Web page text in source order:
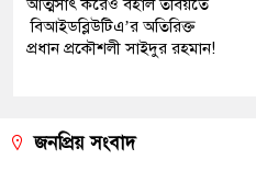
আত্মসাৎ করেও বহাল তবিয়তে
বিআইডব্লিউটিএ’র অতিরিক্ত
প্রধান প্রকৌশলী সাইদুর রহমান!
জনপ্রিয় সংবাদ